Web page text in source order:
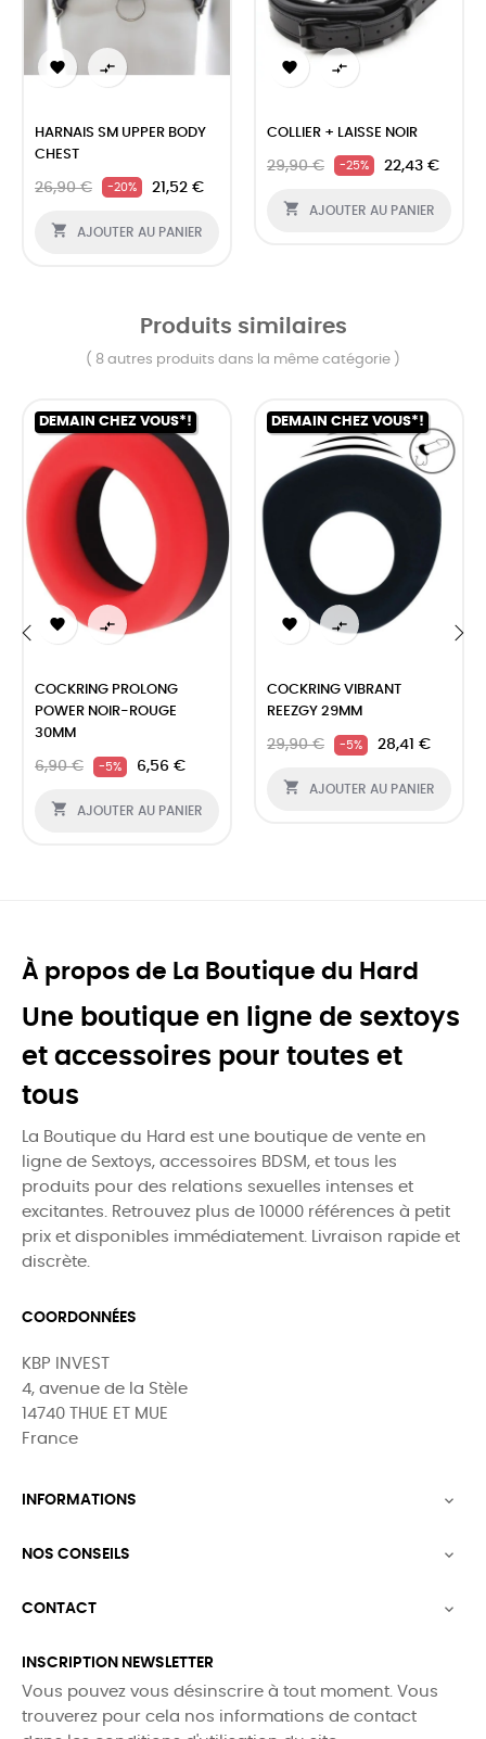
 
HARNAIS SM UPPER BODY
CHEST
26,90 € -20% 21,52 €
 AJOUTER AU PANIER
 
COLLIER + LAISSE NOIR
29,90 € -25% 22,43 €
 AJOUTER AU PANIER
Produits similaires
( 8 autres produits dans la même catégorie )
DEMAIN CHEZ VOUS*!
 
COCKRING PROLONG
POWER NOIR-ROUGE
30MM
6,90 € -5% 6,56 €
 AJOUTER AU PANIER
DEMAIN CHEZ VOUS*!
 
COCKRING VIBRANT
REEZGY 29MM
29,90 € -5% 28,41 €
 AJOUTER AU PANIER
À propos de La Boutique du Hard
Une boutique en ligne de sextoys
et accessoires pour toutes et
tous
La Boutique du Hard est une boutique de vente en
ligne de Sextoys, accessoires BDSM, et tous les
produits pour des relations sexuelles intenses et
excitantes. Retrouvez plus de 10000 références à petit
prix et disponibles immédiatement. Livraison rapide et
discrète.
COORDONNÉES
KBP INVEST
4, avenue de la Stèle
14740 THUE ET MUE
France
INFORMATIONS 
NOS CONSEILS 
CONTACT 
INSCRIPTION NEWSLETTER
Vous pouvez vous désinscrire à tout moment. Vous
trouverez pour cela nos informations de contact